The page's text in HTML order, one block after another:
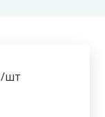
/шт